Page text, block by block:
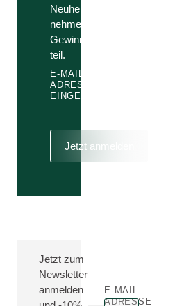
Neuheiten und
nehme an
Gewinnspielen
teil.
E-MAIL
ADRESSE
EINGEBEN
Jetzt anmelden
Jetzt zum
Newsletter
anmelden
E-MAIL
ADRESSE